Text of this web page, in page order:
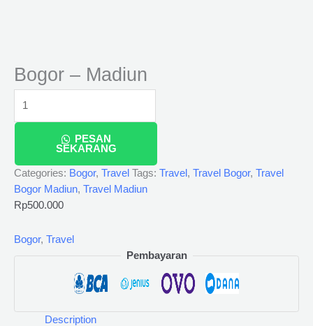
Bogor – Madiun
PESAN
SEKARANG
Categories: Bogor, Travel Tags: Travel , Travel Bogor, Travel
Bogor Madiun, Travel Madiun
Rp500.000
Bogor, Travel
Pembayaran
Description